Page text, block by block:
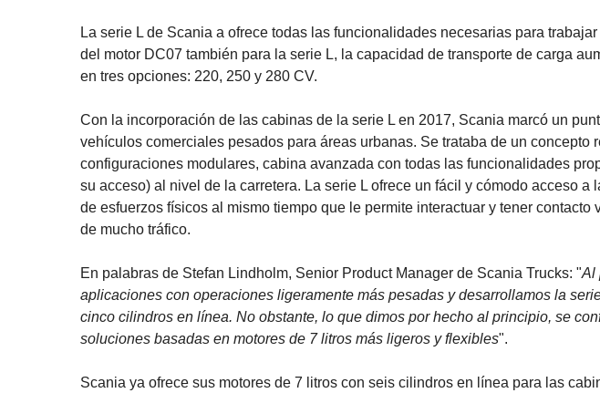
La serie L de Scania a ofrece todas las funcionalidades necesarias para
del motor DC07 también para la serie L, la capacidad de transporte de carga
en tres opciones: 220, 250 y 280 CV.
Con la incorporación de las cabinas de la serie L en 2017, Scania marcó un
vehículos comerciales pesados para áreas urbanas. Se trataba de un concepto
configuraciones modulares, cabina avanzada con todas las funcionalidades
su acceso) al nivel de la carretera. La serie L ofrece un fácil y cómodo acceso a
de esfuerzos físicos al mismo tiempo que le permite interactuar y tener
de mucho tráfico.
En palabras de Stefan Lindholm, Senior Product Manager de Scania Trucks: "Al
aplicaciones con operaciones ligeramente más pesadas y desarrollamos la
cinco cilindros en línea. No obstante, lo que dimos por hecho al principio, se
soluciones basadas en motores de 7 litros más ligeros y flexibles".
Scania ya ofrece sus motores de 7 litros con seis cilindros en línea para las